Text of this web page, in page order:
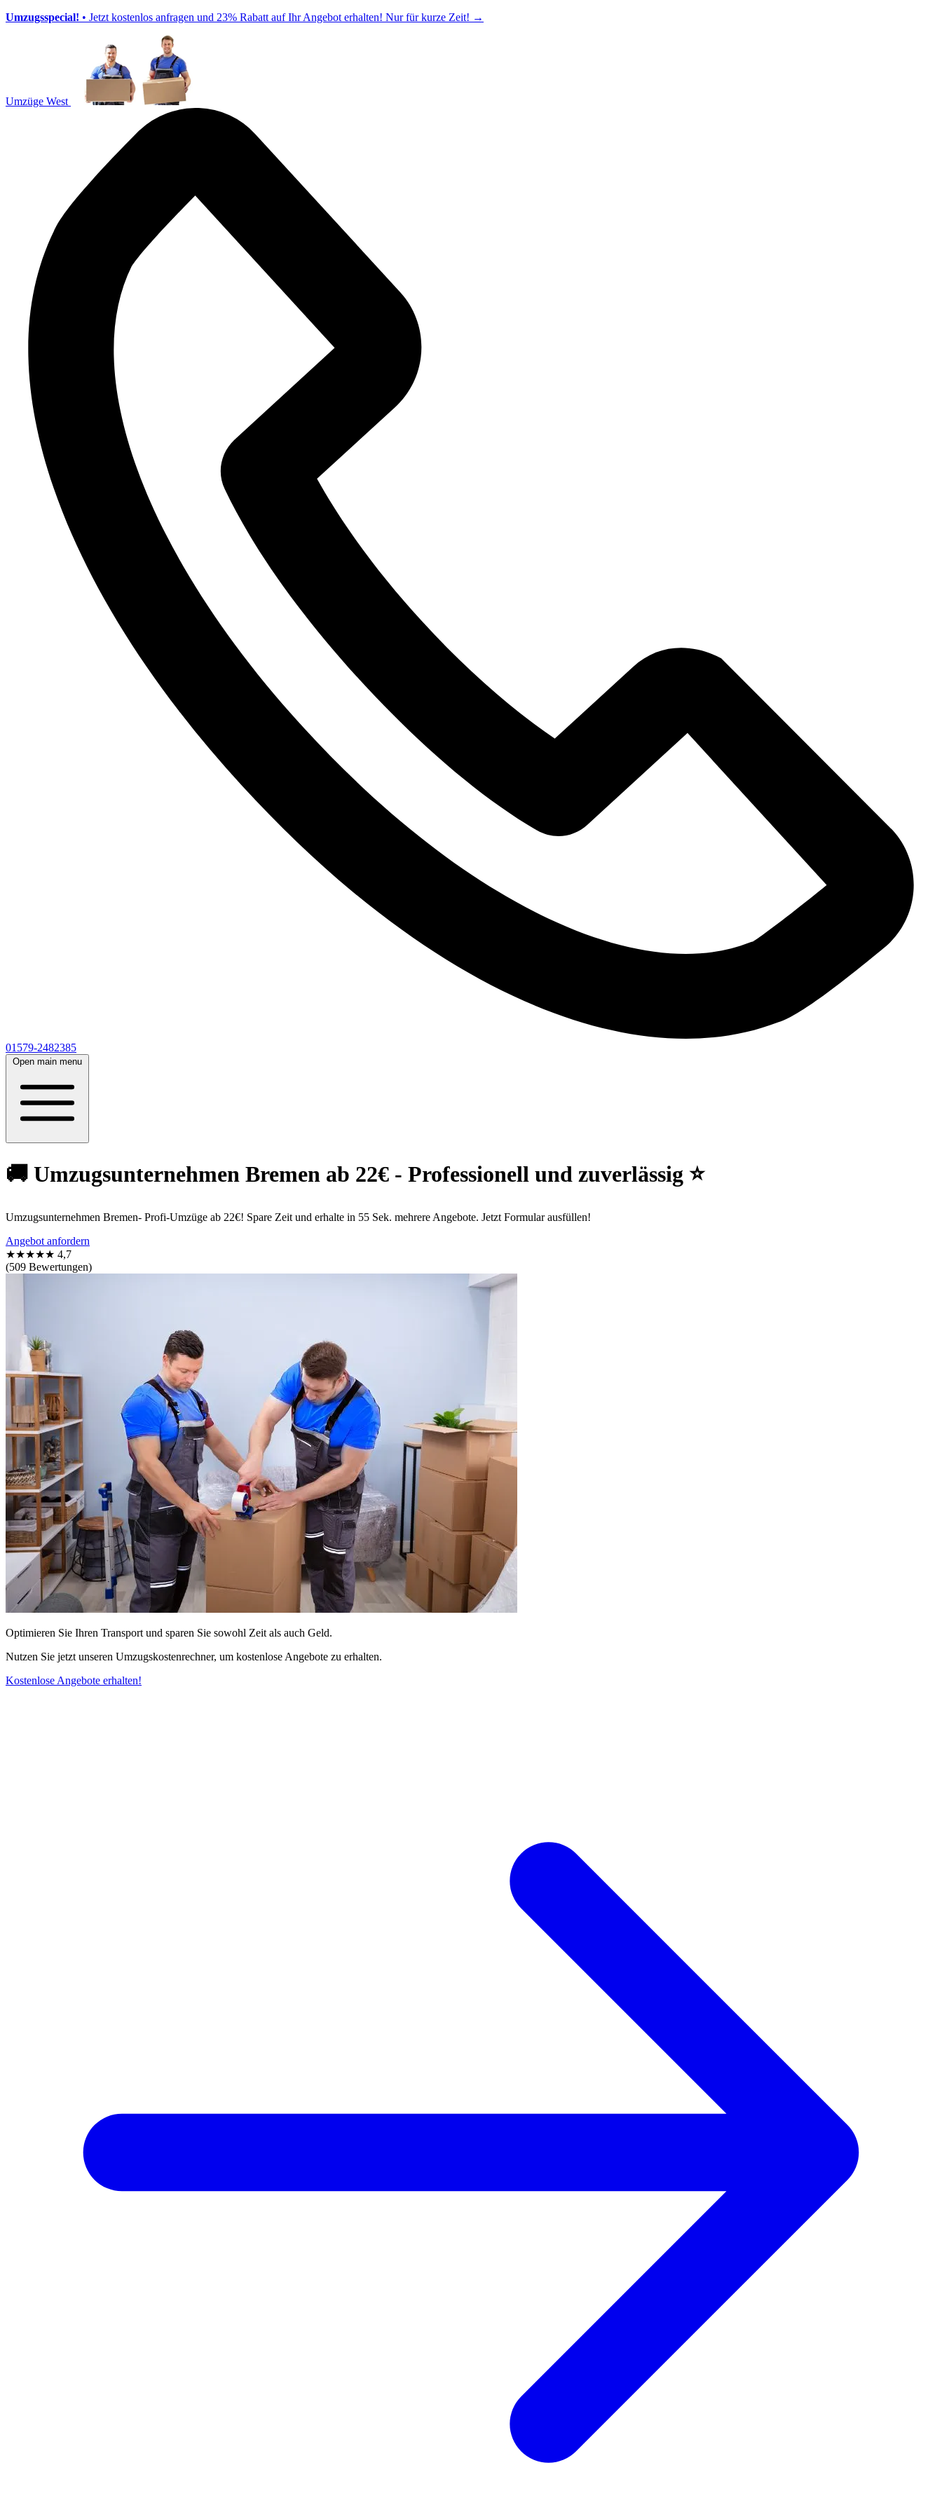
Umzugsspecial! • Jetzt kostenlos anfragen und 23% Rabatt auf Ihr Angebot erhalten! Nur für kurze Zeit! →
Umzüge West
01579-2482385
Open main menu
🚚 Umzugsunternehmen Bremen ab 22€ - Professionell und zuverlässig ⭐
Umzugsunternehmen Bremen- Profi-Umzüge ab 22€! Spare Zeit und erhalte in 55 Sek. mehrere Angebote. Jetzt Formular ausfüllen!
Angebot anfordern
★★★★★ 4,7
(509 Bewertungen)
Optimieren Sie Ihren Transport und sparen Sie sowohl Zeit als auch Geld.
Nutzen Sie jetzt unseren Umzugskostenrechner, um kostenlose Angebote zu erhalten.
Kostenlose Angebote erhalten!